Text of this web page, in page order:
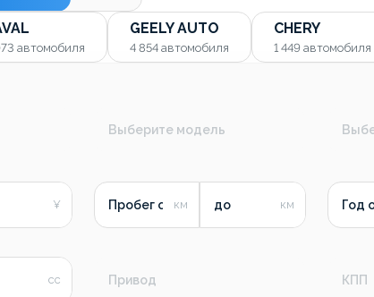
автомобиля
GEELY AUTO
4 854 автомобиля
CHERY
1 449 автомобиля
Выберите модель
Пробег от до Год
Привод КПП